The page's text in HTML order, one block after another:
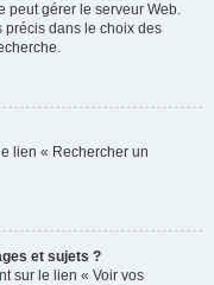
peut gérer le serveur Web.
précis dans le choix des
lien « Rechercher un
et sujets ?
sur le lien « Voir vos